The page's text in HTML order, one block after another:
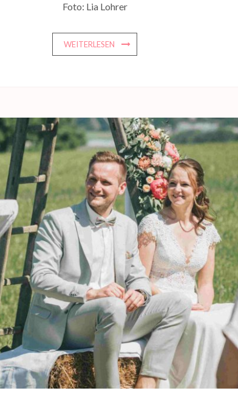
Foto: Lia Lohrer
WEITERLESEN